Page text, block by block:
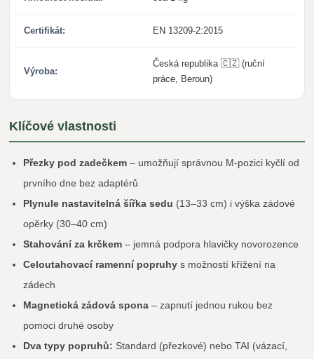
Certifikát: EN 13209-2:2015
Výroba:
Česká republika 🇨🇿 (ruční
práce, Beroun)
Klíčové vlastnosti
Přezky pod zadečkem – umožňují správnou M-pozici kyčlí od
prvního dne bez adaptérů
Plynule nastavitelná šířka sedu (13–33 cm) i výška zádové
opěrky (30–40 cm)
Stahování za krčkem – jemná podpora hlavičky novorozence
Celoutahovací ramenní popruhy s možností křížení na
zádech
Magnetická zádová spona – zapnutí jednou rukou bez
pomoci druhé osoby
Dva typy popruhů: Standard (přezkové) nebo TAI (vázací,